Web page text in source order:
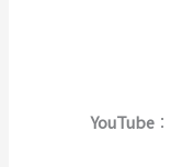
YouTube ：